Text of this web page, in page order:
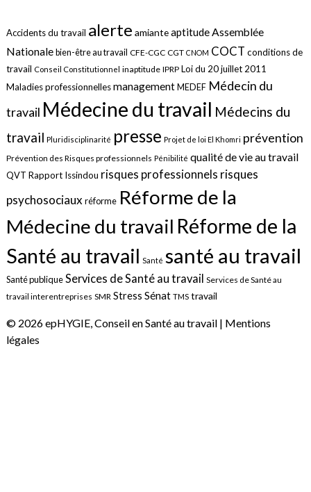
Accidents du travail alerte amianteaptitudeAssemblée
Nationale bien-être au travail CFE-CGC CGT CNOM COCT conditions de
travail Conseil Constitutionnel inaptitude IPRP Loi du 20 juillet 2011
Maladies professionnellesmanagement MEDEF Médecin du
travail Médecine du travail Médecins du
travail Pluridisciplinarité presse Projet de loi El Khomri prévention
Prévention des Risques professionnels Pénibilité qualité de vie au travail
QVT Rapport Issindou risques professionnels risques
psychosociauxréforme Réforme de la
Médecine du travail Réforme de la
Santé au travail Santé santé au travail
Santé publiqueServices de Santé au travail Services de Santé au
travail interentreprises SMR Stress Sénat TMS travail
© 2026 epHYGIE, Conseil en Santé au travail | Mentions
légales